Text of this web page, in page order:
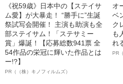
《祝59歳》日本中の【ステイサ
ム愛】が大暴走！ “勝手に”生誕
祭試写会開催！ 主演も助演も全
部ステイサム！「ステサミー
賞」爆誕！【応募総数941票 全
54作品の栄冠に輝いた作品とは
ー!?】
PR（（株）キノフィルムズ）
オ
ベ
ク
も
れ
PR